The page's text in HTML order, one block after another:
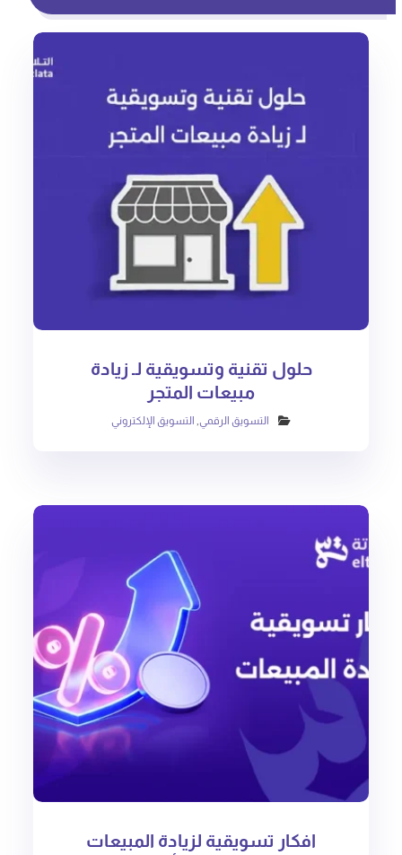
حلول تقنية وتسويقية لـ زيادة
مبيعات المتجر
التسويق الرقمي التسويق الإلكتروني
افكار تسويقية لزيادة المبيعات